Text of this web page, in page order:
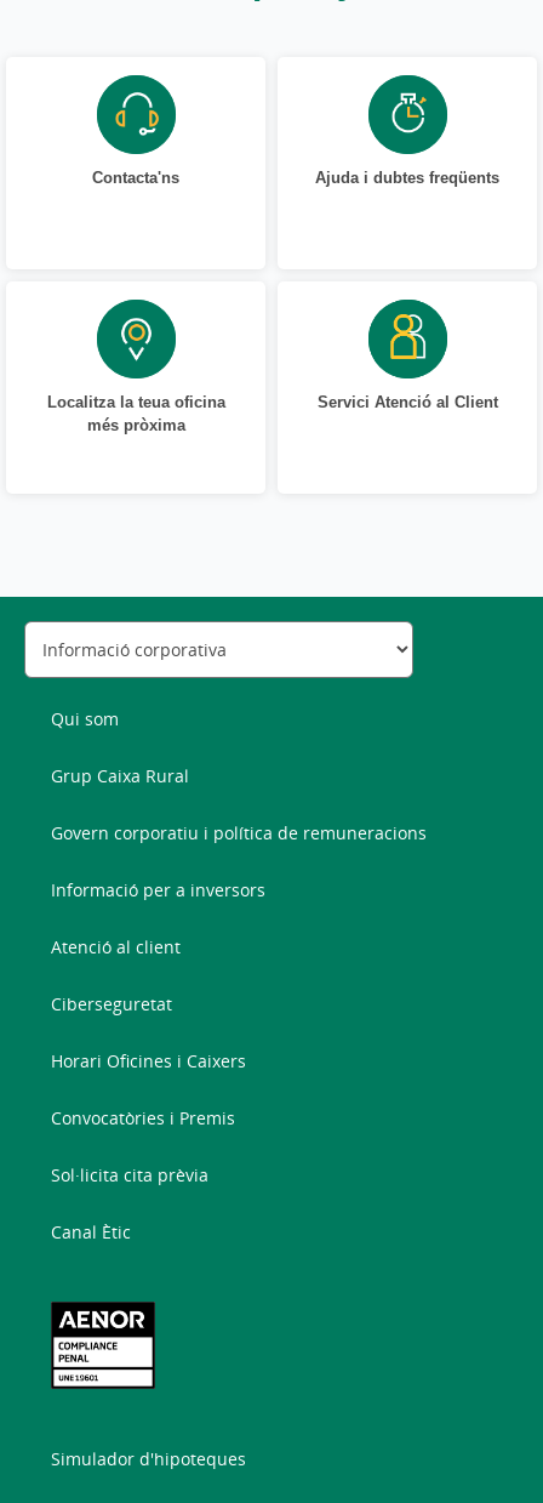
Contacta'ns Ajuda i dubtes freqüents
Localitza la teua oficina
més pròxima
Servici Atenció al Client
Qui som
Grup Caixa Rural
Govern corporatiu i política de remuneracions
Informació per a inversors
Atenció al client
Ciberseguretat
Horari Oficines i Caixers
Convocatòries i Premis
Sol·licita cita prèvia
Canal Ètic
Simulador d'hipoteques